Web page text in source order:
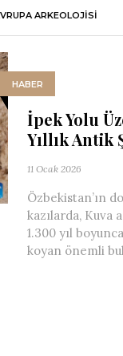
ARKEOLOJISI
HABER
İpek Yolu
Yıllık Antik
11 Ocak 2026
Özbekistan’ın
kazılarda, Kuva
1.300 yıl
koyan önemli